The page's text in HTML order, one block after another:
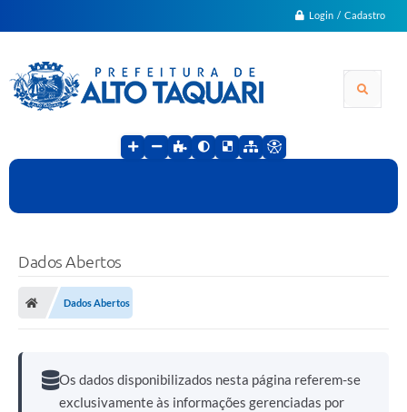
Login / Cadastro
Dados Abertos
Dados Abertos
Os dados disponibilizados nesta página referem-se
exclusivamente às informações gerenciadas por